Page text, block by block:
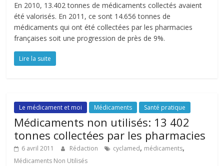
En 2010, 13.402 tonnes de médicaments collectés avaient
été valorisés. En 2011, ce sont 14.656 tonnes de
médicaments qui ont été collectées par les pharmacies
françaises soit une progression de près de 9%.
Lire la suite
Le médicament et moi Médicaments Santé pratique
Médicaments non utilisés: 13 402
tonnes collectées par les pharmacies
6 avril 2011 Rédaction cyclamed, médicaments,
Médicaments Non Utilisés